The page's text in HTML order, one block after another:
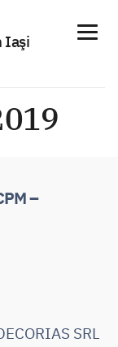
Iaşi
–
SRL